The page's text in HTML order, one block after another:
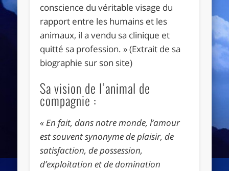
conscience du véritable visage du
rapport entre les humains et les
animaux, il a vendu sa clinique et
quitté sa profession. » (Extrait de sa
biographie sur son site)
Sa vision de l’animal de
compagnie :
« En fait, dans notre monde, l’amour
est souvent synonyme de plaisir, de
satisfaction, de possession,
d’exploitation et de domination